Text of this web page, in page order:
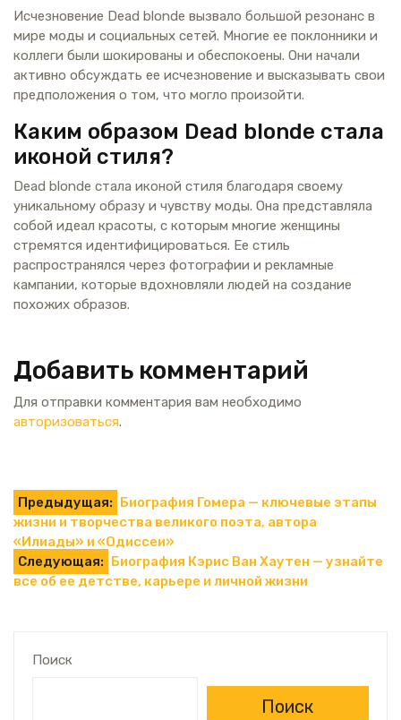
Исчезновение Dead blonde вызвало большой резонанс в
мире моды и социальных сетей. Многие ее поклонники и
коллеги были шокированы и обеспокоены. Они начали
активно обсуждать ее исчезновение и высказывать свои
предположения о том, что могло произойти.
Каким образом Dead blonde стала
иконой стиля?
Dead blonde стала иконой стиля благодаря своему
уникальному образу и чувству моды. Она представляла
собой идеал красоты, с которым многие женщины
стремятся идентифицироваться. Ее стиль
распространялся через фотографии и рекламные
кампании, которые вдохновляли людей на создание
похожих образов.
Добавить комментарий
Для отправки комментария вам необходимо
авторизоваться.
Навигация
по
записям
Предыдущая: Биография Гомера — ключевые этапы
жизни и творчества великого поэта, автора
«Илиады» и «Одиссеи»
Следующая: Биография Кэрис Ван Хаутен — узнайте
все об ее детстве, карьере и личной жизни
Поиск
Поиск